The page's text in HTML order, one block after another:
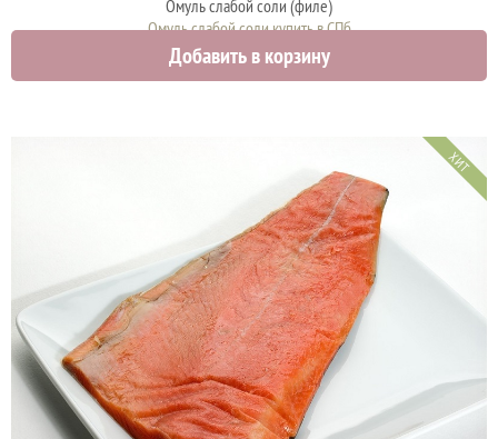
Омуль слабой соли (филе)
Омуль слабой соли купить в СПб
1900 руб.
Добавить в корзину
ХИТ